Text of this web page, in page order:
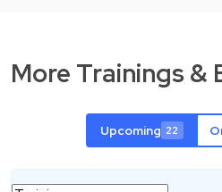
More Trainings &
Upcoming 22